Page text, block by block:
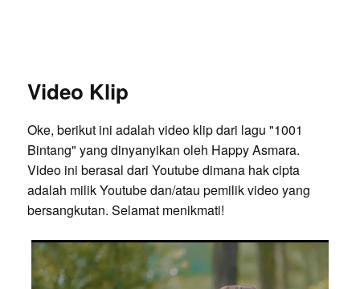
Video Klip
Oke, berikut ini adalah video klip dari lagu "1001
Bintang" yang dinyanyikan oleh Happy Asmara.
Video ini berasal dari Youtube dimana hak cipta
adalah milik Youtube dan/atau pemilik video yang
bersangkutan. Selamat menikmati!